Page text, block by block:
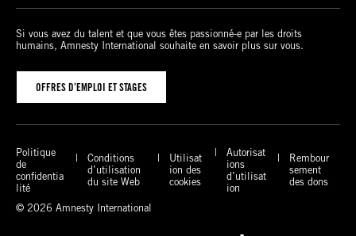
Si vous avez du talent et que vous êtes passionné-e par les droits
humains, Amnesty International souhaite en savoir plus sur vous.
OFFRES D’EMPLOI ET STAGES
Politique
de
confidentia
lité
Conditions
d’utilisation
du site Web
Utilisat
ion des
cookies
Autorisat
ions
d’utilisat
ion
Rembour
sement
des dons
© 2026 Amnesty International